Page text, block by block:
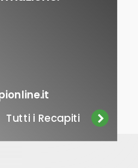
Tutti i Recapiti